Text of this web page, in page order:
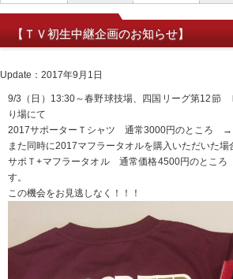
【ＴＶ初生中継企画のお知らせ】
Update：2017年9月1日
9/3（日）13:30～春野球技場、四国リーグ第12
り場にて
2017サポーターＴシャツ 通常3000円のところ →
また同時に2017マフラータオルを購入いただいた場
サポＴ+マフラータオル 通常価格4500円のとこ
す。
この機会をお見逃しなく！！！